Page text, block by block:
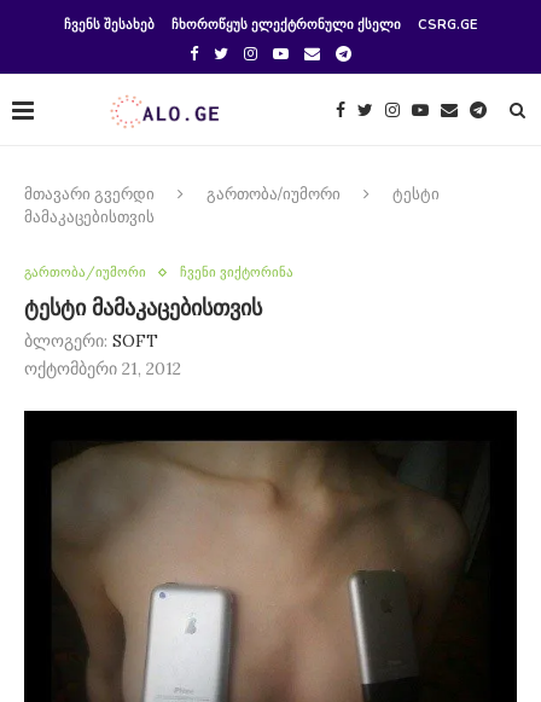
ᲩᲕᲔᲜᲡ ᲨᲔᲡᲐᲮᲔᲑ ᲩᲮᲝᲠᲝᲬᲧᲣᲡ ᲔᲚᲔᲥᲢᲠᲝᲜᲣᲚᲘ ᲥᲡᲔᲚᲘ CSRG.GE
მთავარი გვერდი გართობა/იუმორი
ტესტი
მამაკაცებისთვის
გართობა/იუმორი ჩვენი ვიქტორინა
ტესტი მამაკაცებისთვის
ბლოგერი: SOFT
ოქტომბერი 21, 2012